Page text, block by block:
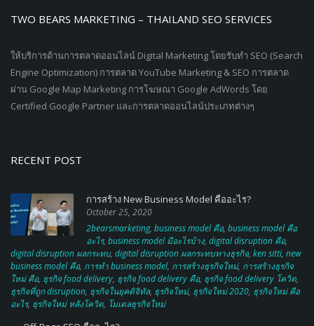
TWO BEARS MARKETING – THAILAND SEO SERVICES
ให้บริการด้านการตลาดออนไลน์ Digital Marketing โดยรับทำ SEO (Search
Engine Optimization) การตลาด YouTube Marketing & SEO การตลาด
ผ่าน Google Map Marketing การโฆษณา Google AdWords โดย
Certified Google Partner และการตลาดออนไลน์ประเภทต่างๆ
RECENT POST
การสร้าง New Business Model คืออะไร?
October 25, 2020
2bearsmarketing, business model คือ, business model คือ
อะไร, business model มีอะไรบ้าง, digital disruption คือ,
digital disruption ผลกระทบ, digital disruption ผลกระทบทางธุรกิจ, ken sitti, new
business model คือ, การทำ business model, การสร้างธุรกิจใหม่, การสร้างธุรกิจ
ใหม่ คือ, ธุรกิจ food delivery, ธุรกิจ food delivery คือ, ธุรกิจ food delivery โควิด,
ธุรกิจที่ถูก disruption, ธุรกิจในยุคดิจิทัล, ธุรกิจใหม่, ธุรกิจใหม่ 2020, ธุรกิจใหม่ คือ
อะไร, ธุรกิจใหม่ หลังโควิด, โมเดลธุรกิจใหม่